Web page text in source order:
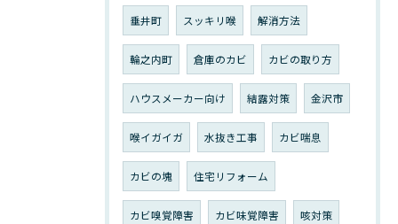
垂井町 スッキリ喉 解消方法
輪之内町 倉庫のカビ カビの取り方
ハウスメーカー向け 結露対策 金沢市
喉イガイガ 水抜き工事 カビ喘息
カビの塊 住宅リフォーム
カビ嗅覚障害 カビ味覚障害 咳対策